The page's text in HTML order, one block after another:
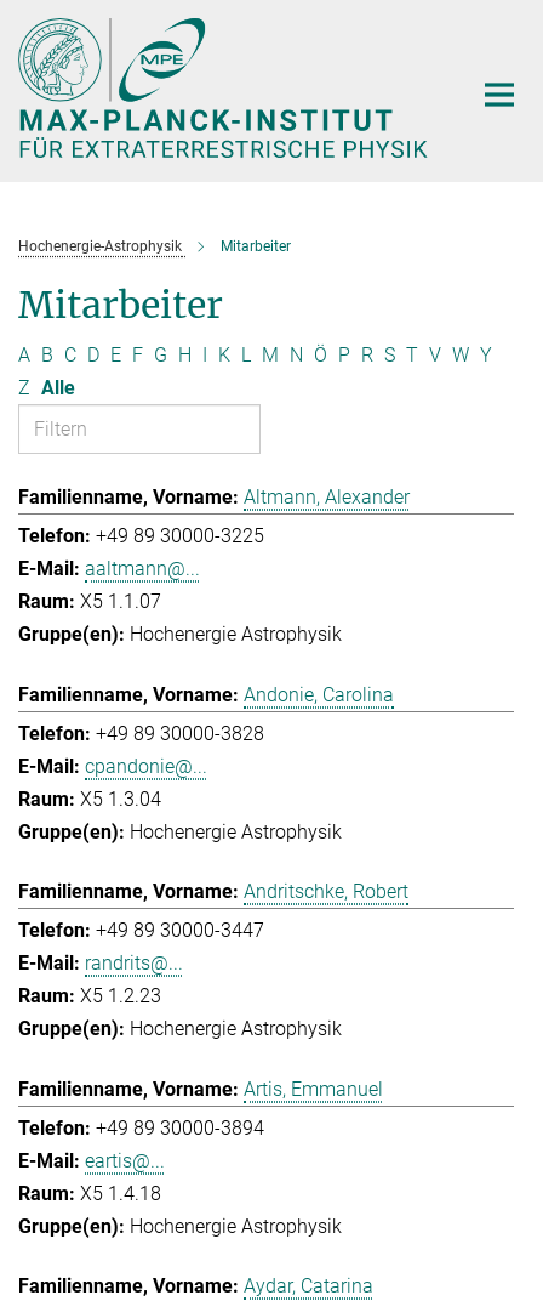
Hauptinhalt
Hochenergie-Astrophysik Mitarbeiter
Mitarbeiter
A B C D E F G H I K L M N Ö P R S T V W Y
Z Alle
Altmann, Alexander
+49 89 30000-3225
aaltmann@...
X5 1.1.07
Hochenergie Astrophysik
Andonie, Carolina
+49 89 30000-3828
cpandonie@...
X5 1.3.04
Hochenergie Astrophysik
Andritschke, Robert
+49 89 30000-3447
randrits@...
X5 1.2.23
Hochenergie Astrophysik
Artis, Emmanuel
+49 89 30000-3894
eartis@...
X5 1.4.18
Hochenergie Astrophysik
Aydar, Catarina